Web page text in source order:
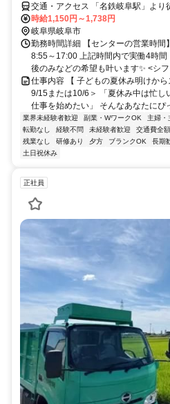
交通・アクセス 「名鉄岐阜駅」より
シアター前」停より徒歩すぐ
時給1,150円～1,738円
岐阜県岐阜市
勤務時間詳細 【センターの営業時間
8:55～17:00 上記時間内で実働4時
後のみなどの希望も叶います✨ <シフ
仕事内容 【 子どもの夏休み明けから
9/15または10/6＞ 「夏休み中は忙し
仕事を始めたい」 そんなあなたにぴ
業界未経験者歓迎 副業・WワークOK 主婦・
転勤なし
経験不問 未経験者歓迎 交通費全
残業なし
研修あり 夕方 ブランクOK 長期
土日祝休み
正社員